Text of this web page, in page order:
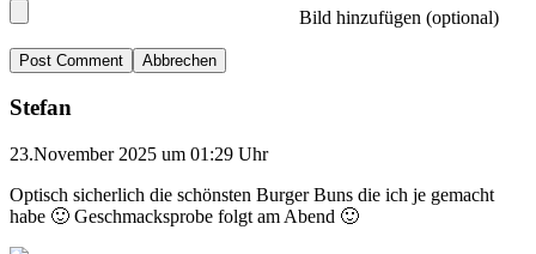
Bild hinzufügen (optional)
Abbrechen
Stefan
23.November 2025 um 01:29 Uhr
Optisch sicherlich die schönsten Burger Buns die ich je gemacht
habe 🙂 Geschmacksprobe folgt am Abend 🙂